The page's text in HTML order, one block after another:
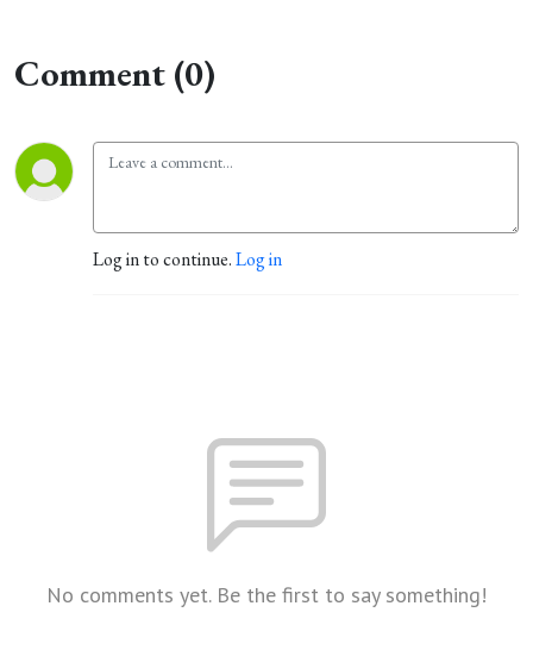
Comment (0)
Log in to continue.Log in
No comments yet. Be the first to say something!